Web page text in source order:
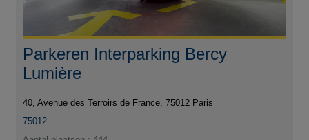
Parkeren Interparking Bercy
Lumière
40, Avenue des Terroirs de France, 75012 Paris
75012